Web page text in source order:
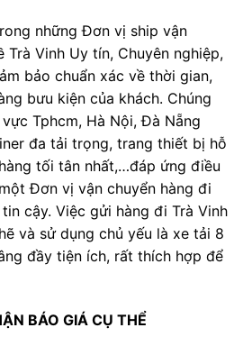
những Đơn vị ship vận
Vinh Uy tín, Chuyên nghiệp,
bảo chuẩn xác về thời gian,
bưu kiện của khách. Chúng
Tphcm, Hà Nội, Đà Nẵng
đa tải trọng, trang thiết bị hỗ
tối tân nhất,…đáp ứng điều
Đơn vị vận chuyển hàng đi
cậy. Việc gửi hàng đi Trà Vinh
và sử dụng chủ yếu là xe tải 8
đầy tiện ích, rất thích hợp để
BÁO GIÁ CỤ THỂ